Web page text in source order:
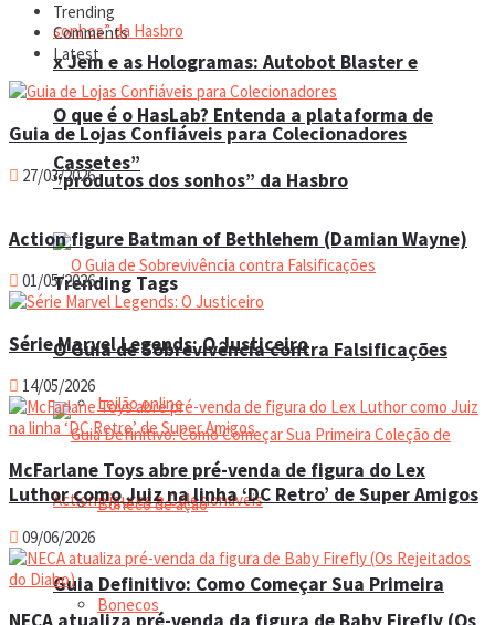
x Jem e as Hologramas: Autobot Blaster e
Cassetes”
Trending Tags
Leilão online
Boneco de ação
Bonecos
O que é o HasLab? Entenda a plataforma de
“produtos dos sonhos” da Hasbro
O Guia de Sobrevivência contra Falsificações
Guia Definitivo: Como Começar Sua Primeira
Trending
Comments
Latest
Guia de Lojas Confiáveis para Colecionadores
27/03/2026
Action figure Batman of Bethlehem (Damian Wayne)
01/05/2026
Série Marvel Legends: O Justiceiro
14/05/2026
McFarlane Toys abre pré-venda de figura do Lex
Luthor como Juiz na linha ‘DC Retro’ de Super Amigos
09/06/2026